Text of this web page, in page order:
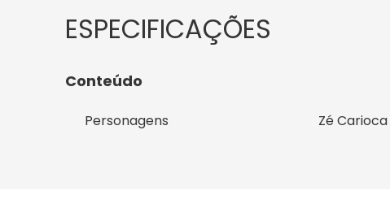
Conteúdo
Personagens Zé Carioca